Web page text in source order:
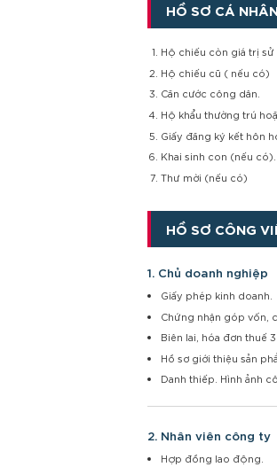
HỒ SƠ CÁ
Hộ chiếu còn giá trị
Hộ chiếu cũ ( nếu có)
Căn cước công dân.
Hộ khẩu thường trú
Giấy đăng ký kết hôn
Khai sinh con (nếu có).
Thư mời (nếu có)
HỒ SƠ CÔNG
1. Chủ doanh nghiệp
Giấy phép kinh doanh.
Chứng nhận góp vốn,
Biên lai, hóa đơn thuế
Hồ sơ giới thiệu sản
Danh thiếp. Hình ảnh
2. Nhân viên công ty
Hợp đồng lao động.